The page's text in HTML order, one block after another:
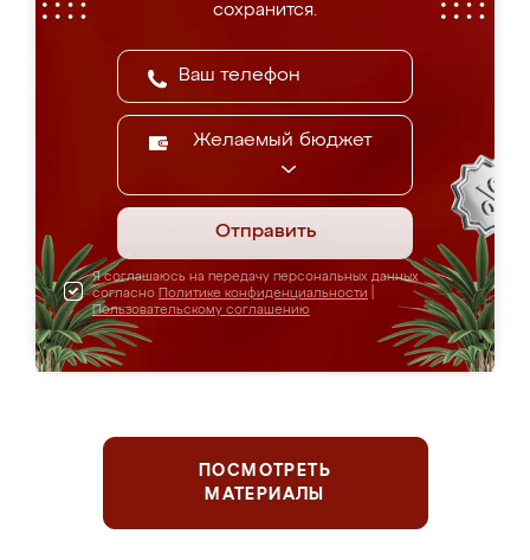
сохранится.
Желаемый бюджет
Отправить
Я соглашаюсь на передачу персональных данных
согласно Политике конфиденциальности
Пользовательскому соглашению
ПОСМОТРЕТЬ
МАТЕРИАЛЫ